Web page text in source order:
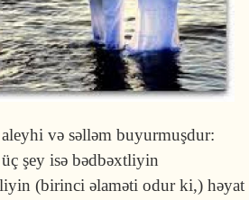
və səlləm buyurmuş­dur:
şey isə bədbəxtliyin
(birinci əlaməti odur ki,) həyat